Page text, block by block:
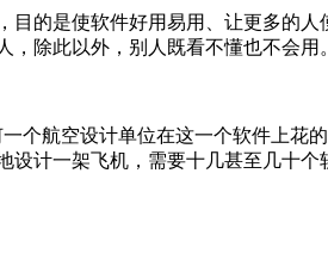
的是使软件好用易用、让更多的
除此以外，别人既看不懂也不会用。
个航空设计单位在这一个软件上花
计一架飞机，需要十几甚至几十个